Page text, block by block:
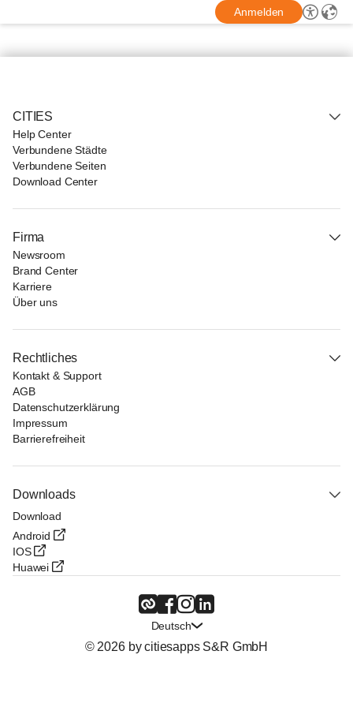
Anmelden
CITIES
Help Center
Verbundene Städte
Verbundene Seiten
Download Center
Firma
Newsroom
Brand Center
Karriere
Über uns
Rechtliches
Kontakt & Support
AGB
Datenschutzerklärung
Impressum
Barrierefreiheit
Downloads
Download
Android
IOS
Huawei
Deutsch
© 2026 by citiesapps S&R GmbH